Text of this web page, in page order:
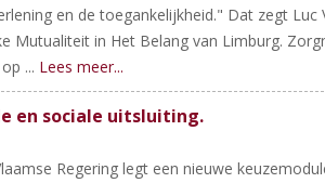
en de toegankelijkheid." Dat zegt Luc
Mutualiteit in Het Belang van Limburg.
... Lees meer...
en sociale uitsluiting.
Regering legt een nieuwe